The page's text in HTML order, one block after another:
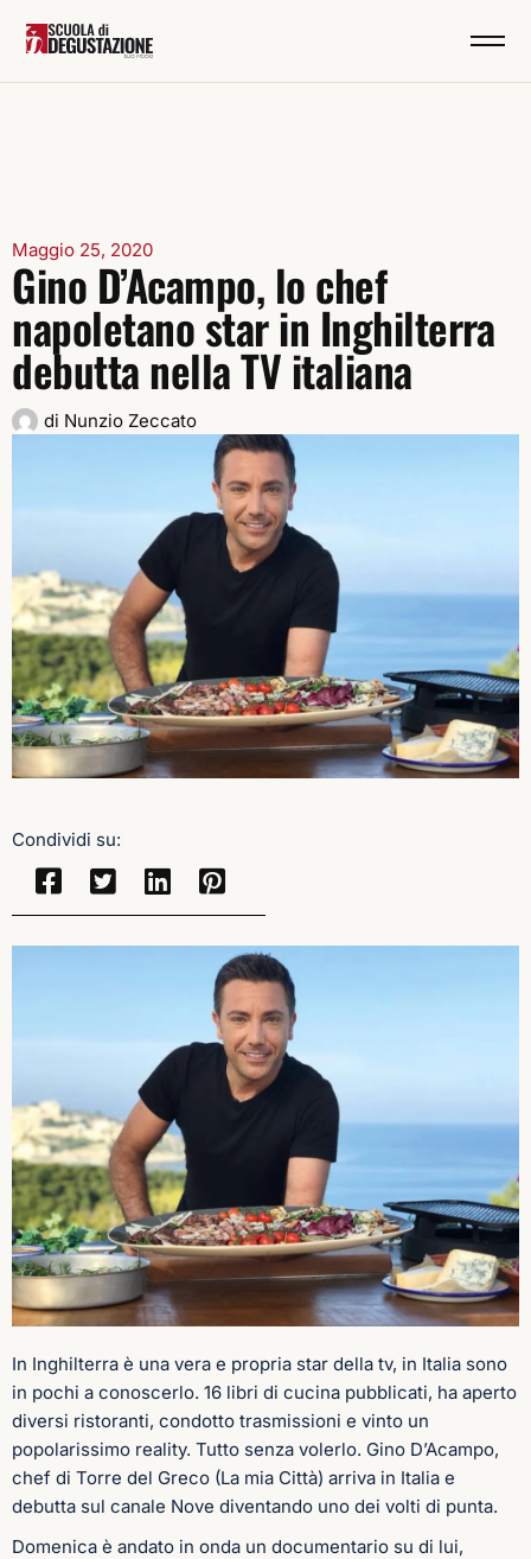
Maggio 25, 2020
Gino D’Acampo, lo chef
napoletano star in Inghilterra
debutta nella TV italiana
di Nunzio Zeccato
Condividi su:
In Inghilterra è una vera e propria star della tv, in Italia sono
in pochi a conoscerlo. 16 libri di cucina pubblicati, ha aperto
diversi ristoranti, condotto trasmissioni e vinto un
popolarissimo reality. Tutto senza volerlo. Gino D’Acampo,
chef di Torre del Greco (La mia Città) arriva in Italia e
debutta sul canale Nove diventando uno dei volti di punta.
Domenica è andato in onda un documentario su di lui,